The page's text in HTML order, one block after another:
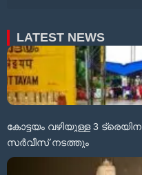
LATEST NEWS
കോട്ടയം വഴിയുള്ള 3
സർവീസ് നടത്തും